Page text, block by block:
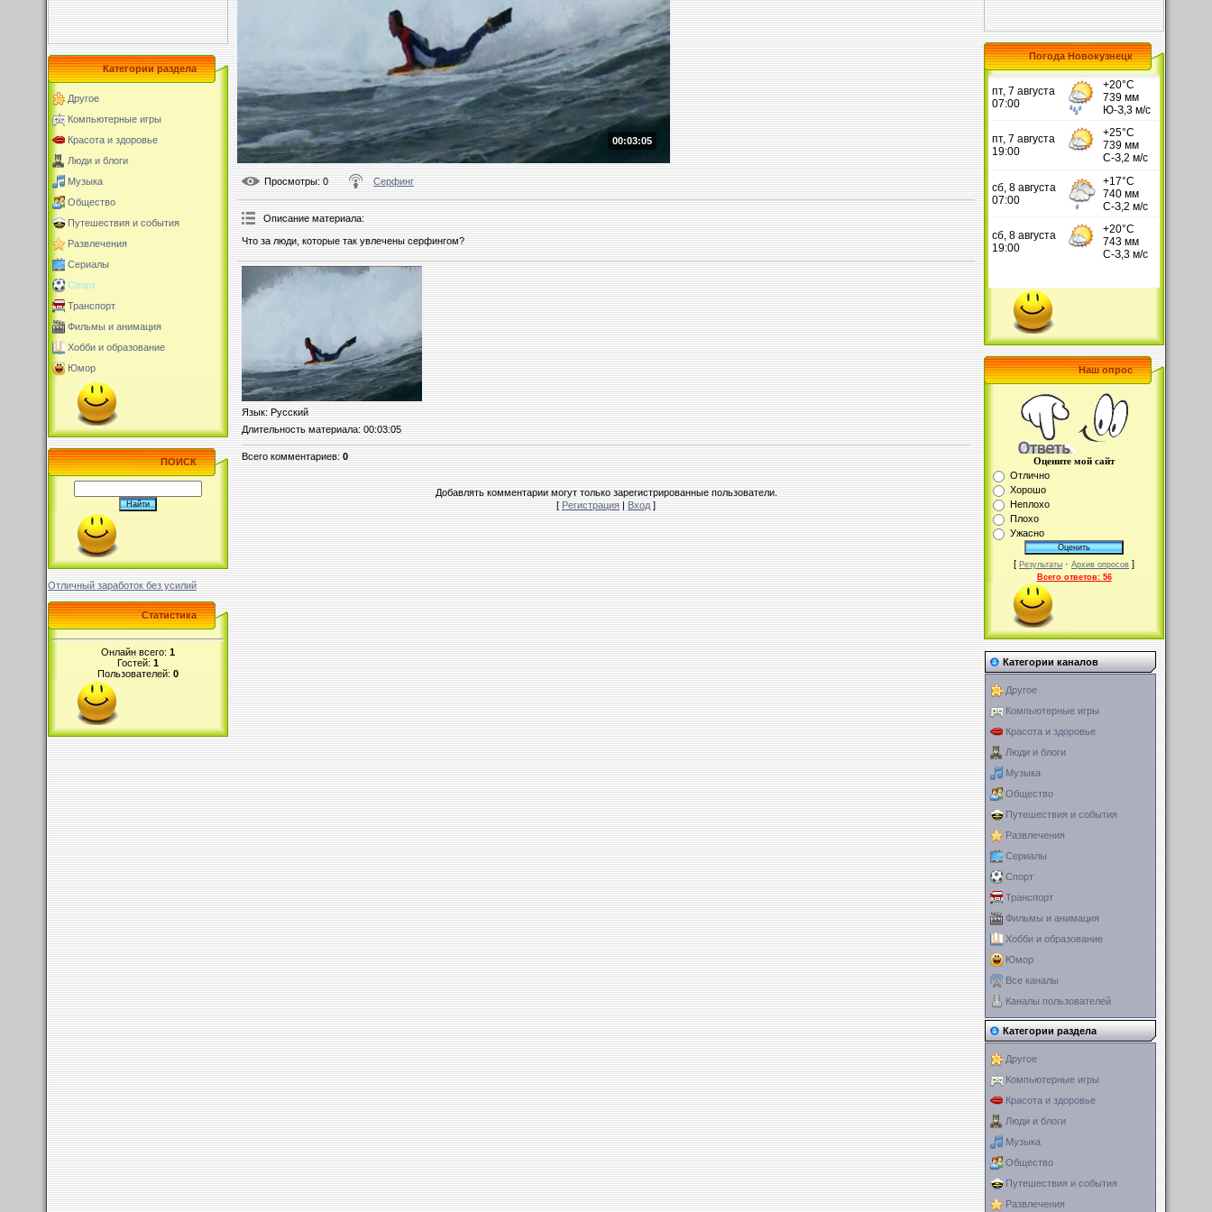
Категории раздела
Другое
Компьютерные игры
Красота и здоровье
Люди и блоги
Музыка
Общество
Путешествия и события
Развлечения
Сериалы
Спорт
Транспорт
Фильмы и анимация
Хобби и образование
Юмор
ПОИСК
Отличный заработок без усилий
Статистика
Онлайн всего: 1
Гостей: 1
Пользователей: 0
00:03:05
Просмотры: 0 Серфинг
Описание материала:
Что за люди, которые так увлечены серфингом?
Язык: Русский
Длительность материала: 00:03:05
Всего комментариев:0
Добавлять комментарии могут только зарегистрированные пользователи.
[Регистрация|Вход]
Погода Новокузнецк
Наш опрос
Оцените мой сайт
Отлично
Хорошо
Неплохо
Плохо
Ужасно
[ Результаты · Архив опросов ]
Всего ответов: 56
Категории каналов
Другое
Компьютерные игры
Красота и здоровье
Люди и блоги
Музыка
Общество
Путешествия и события
Развлечения
Сериалы
Спорт
Транспорт
Фильмы и анимация
Хобби и образование
Юмор
Все каналы
Каналы пользователей
Категории раздела
Другое
Компьютерные игры
Красота и здоровье
Люди и блоги
Музыка
Общество
Путешествия и события
Развлечения